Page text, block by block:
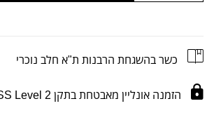
כשר בהשגחת הרבנות ת"א חלב נוכרי
הזמנה אונליין מאבטחת בתקן PCI-DSS Level 2